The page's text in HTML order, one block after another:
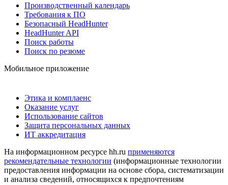
Производственный календарь
Требования к ПО
Безопасный HeadHunter
HeadHunter API
Поиск работы
Поиск по резюме
Мобильное приложение
Этика и комплаенс
Оказание услуг
Использование сайтов
Защита персональных данных
ИТ аккредитация
На информационном ресурсе hh.ru применяются
рекомендательные технологии (информационные технологии
предоставления информации на основе сбора, систематизации
и анализа сведений, относящихся к предпочтениям